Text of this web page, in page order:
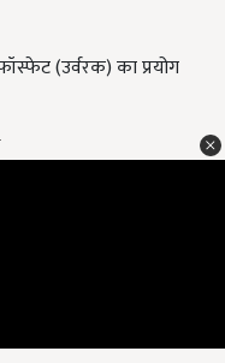
(उर्वरक) का प्रयोग